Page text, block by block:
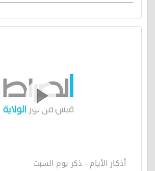
أذكار الأيام - ذكر يوم السبت